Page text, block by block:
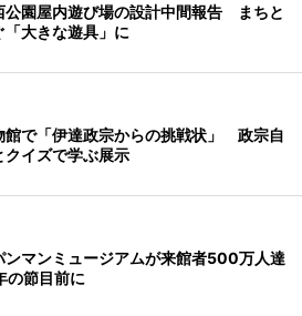
公園屋内遊び場の設計中間報告 まちと
「大きな遊具」に
館で「伊達政宗からの挑戦状」 政宗自
クイズで学ぶ展示
ンマンミュージアムが来館者500万人達
節目前に